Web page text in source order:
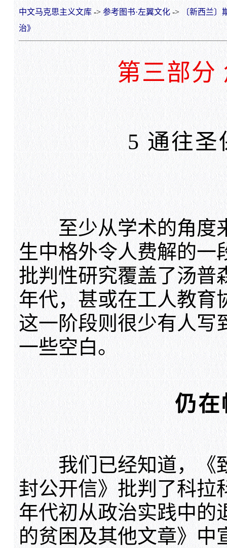
中文马克思主义文库-> 参考图书·左翼文化->
〔新西兰
治》
第三部分
5 通往圣
至少从学术的角度
生中格外令人费解的一
批判性研究覆盖了汤普
年代，甚或在工人教育
这一阶段则很少有人写
一些空白。
仍
我们已经知道，《致
封公开信》批判了科拉
年代初从政治实践中的
的贫困及其他文章》中